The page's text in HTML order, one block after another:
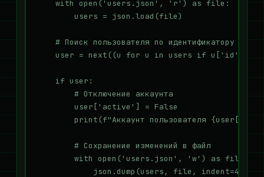
    with open('users.json', 'r') as file:
        users = json.load(file)
    # Поиск пользователя по идентификатору
user = next((u for u in users if u['id'] ==
    if user:
        # Отключение аккаунта
        user['active'] = False
print(f"Аккаунт пользователя
        # Сохранение изменений в файл
        with open('users.json', 'w') as file:
            json.dump(users, file, indent=4)